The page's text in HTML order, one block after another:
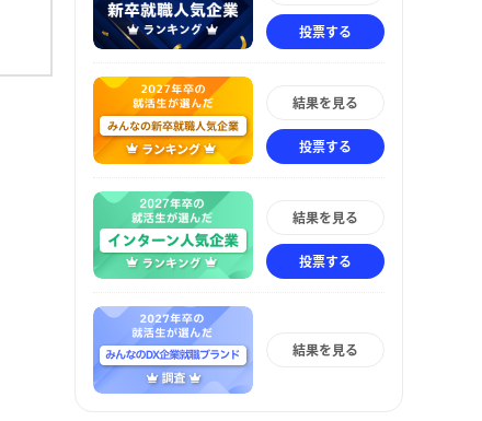
投票する
結果を見る
投票する
結果を見る
投票する
結果を見る